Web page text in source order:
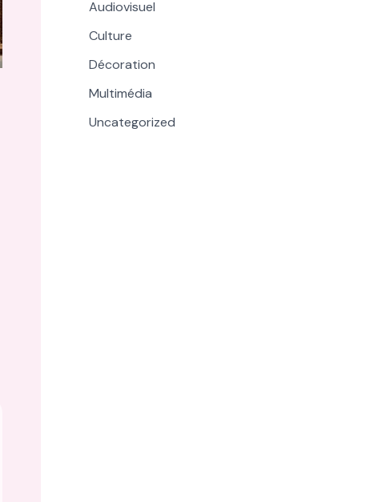
Audiovisuel
Culture
Décoration
Multimédia
Uncategorized